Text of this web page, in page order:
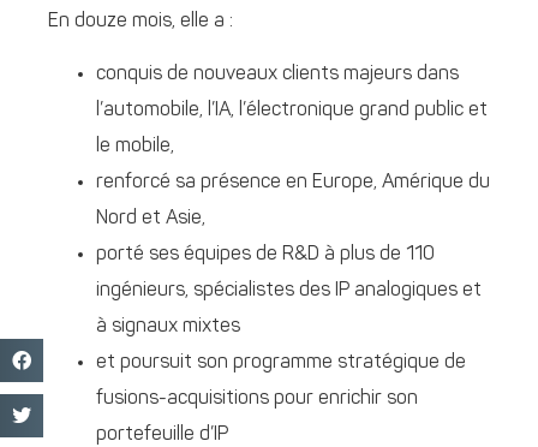
En douze mois, elle a :
conquis de nouveaux clients majeurs dans
l’automobile, l’IA, l’électronique grand public et
le mobile,
renforcé sa présence en Europe, Amérique du
Nord et Asie,
porté ses équipes de R&D à plus de 110
ingénieurs, spécialistes des IP analogiques et
à signaux mixtes
et poursuit son programme stratégique de
fusions-acquisitions pour enrichir son
portefeuille d’IP